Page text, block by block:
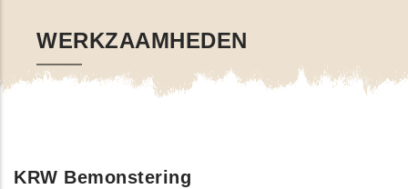
WERKZAAMHEDEN
KRW Bemonstering